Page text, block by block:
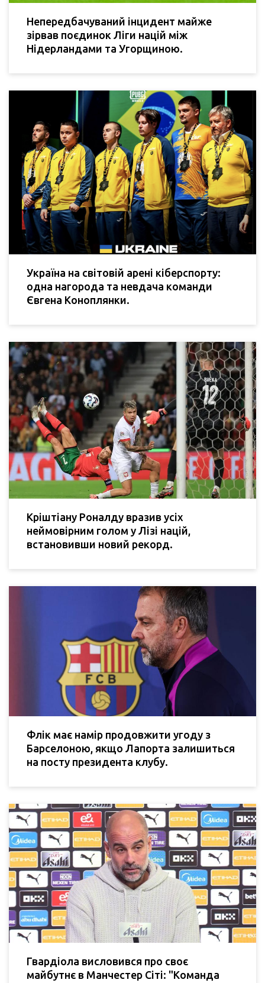
Непередбачуваний інцидент майже
зірвав поєдинок Ліги націй між
Нідерландами та Угорщиною.
Україна на світовій арені кіберспорту:
одна нагорода та невдача команди
Євгена Коноплянки.
Кріштіану Роналду вразив усіх
неймовірним голом у Лізі націй,
встановивши новий рекорд.
Флік має намір продовжити угоду з
Барселоною, якщо Лапорта залишиться
на посту президента клубу.
Гвардіола висловився про своє
майбутнє в Манчестер Сіті: "Команда